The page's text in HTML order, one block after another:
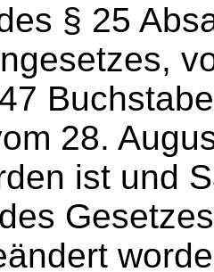
§ 25
28.
ist und